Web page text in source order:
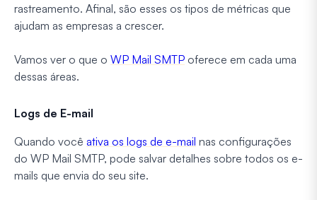
rastreamento. Afinal, são esses os tipos de métricas que
ajudam as empresas a crescer.
Vamos ver o que o WP Mail SMTP oferece em cada uma
dessas áreas.
Logs de E-mail
Quando você ativa os logs de e-mail nas configurações
do WP Mail SMTP, pode salvar detalhes sobre todos os e-
mails que envia do seu site.